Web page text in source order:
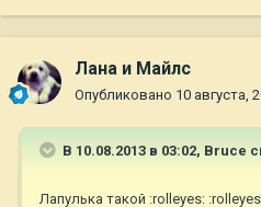
Лана и Майлс
Опубликовано 10 августа,
В 10.08.2013 в 03:02, Bruce
Лапулька такой :rolleyes: